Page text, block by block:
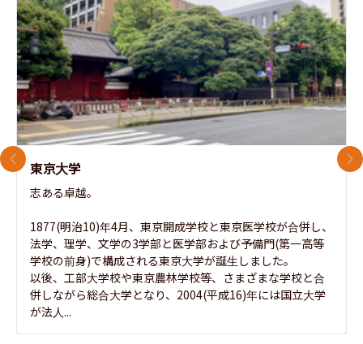
東京大学
志ある卓越。
1877(明治10)年4月、東京開成学校と東京医学校が合併し、
法学、理学、文学の3学部と医学部および予備門(第一高等
学校の前身)で構成される東京大学が誕生しました。
以後、工部大学校や東京農林学校等、さまざまな学校と合
併しながら総合大学となり、2004(平成16)年には国立大学
が法人...
前のスライド 次